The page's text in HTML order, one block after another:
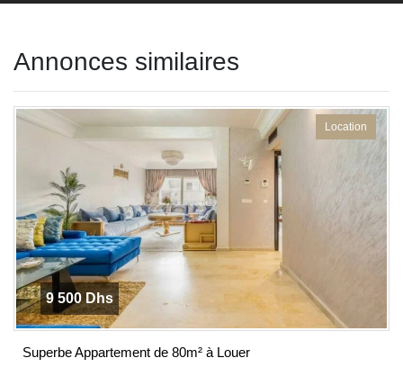
should
Annonces similaires
Location
9 500 Dhs
Superbe Appartement de 80m² à Louer